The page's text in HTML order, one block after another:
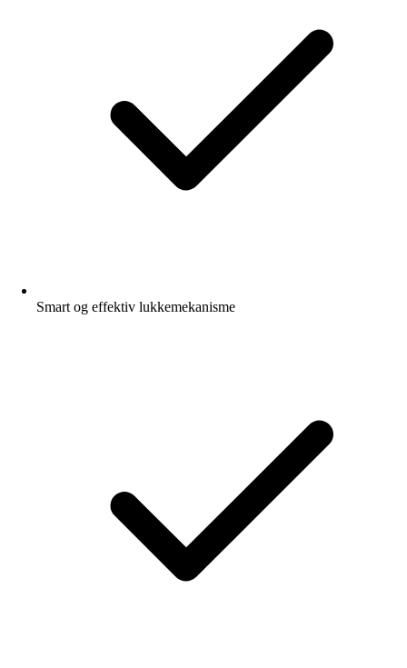
Smart og effektiv lukkemekanisme